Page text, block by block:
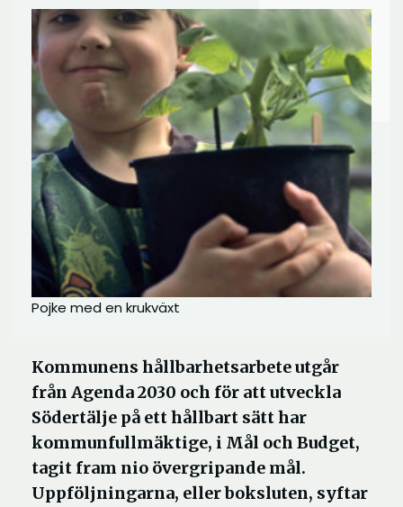
Pojke med en krukväxt
Kommunens hållbarhetsarbete utgår
från Agenda 2030 och för att utveckla
Södertälje på ett hållbart sätt har
kommunfullmäktige, i Mål och Budget,
tagit fram nio övergripande mål.
Uppföljningarna, eller boksluten, syftar